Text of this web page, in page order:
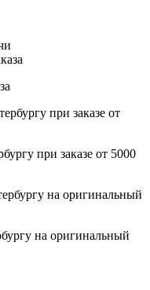
при заказе от 5000
на оригинальный